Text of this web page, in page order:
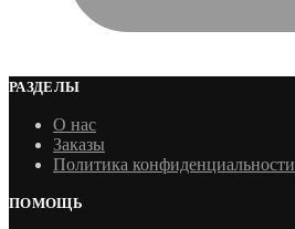
РАЗДЕЛЫ
О нас
Заказы
Политика конфиденциальности
ПОМОЩЬ